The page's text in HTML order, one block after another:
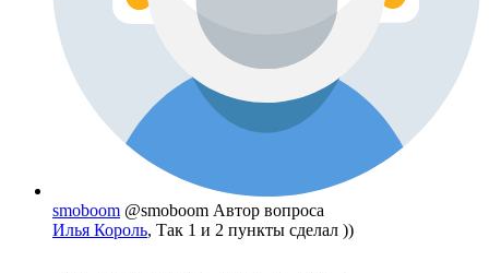
smoboom @smoboom Автор вопроса
Илья Король, Так 1 и 2 пункты сделал ))